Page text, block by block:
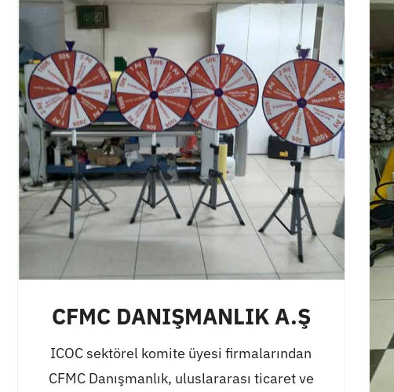
CFMC DANIŞMANLIK A.Ş
ICOC sektörel komite üyesi firmalarından
CFMC Danışmanlık, uluslararası ticaret ve